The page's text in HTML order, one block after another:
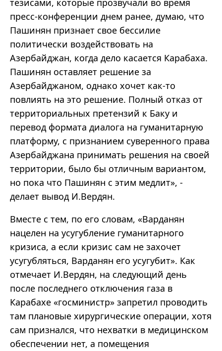
тезисами, которые прозвучали во время
пресс-конференции днем ранее, думаю, что
Пашинян признает свое бессилие
политически воздействовать на
Азербайджан, когда дело касается Карабаха.
Пашинян оставляет решение за
Азербайджаном, однако хочет как-то
повлиять на это решение. Полный отказ от
территориальных претензий к Баку и
перевод формата диалога на гуманитарную
платформу, с признанием суверенного права
Азербайджана принимать решения на своей
территории, было бы отличным вариантом,
но пока что Пашинян с этим медлит», -
делает вывод И.Вердян.
Вместе с тем, по его словам, «Варданян
нацелен на усугубление гуманитарного
кризиса, а если кризис сам не захочет
усугубляться, Варданян его усугубит». Как
отмечает И.Вердян, на следующий день
после последнего отключения газа в
Карабахе «госминистр» запретил проводить
там плановые хирургические операции, хотя
сам признался, что нехватки в медицинском
обеспечении нет, а помещения